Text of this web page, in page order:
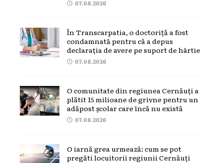
07.08.2026
În Transcarpatia, o doctoriță a fost
condamnată pentru că a depus
declarația de avere pe suport de hârtie
07.08.2026
O comunitate din regiunea Cernăuți a
plătit 15 milioane de grivne pentru un
adăpost școlar care încă nu există
07.08.2026
O iarnă grea urmează: cum se pot
pregăti locuitorii regiunii Cernăuți